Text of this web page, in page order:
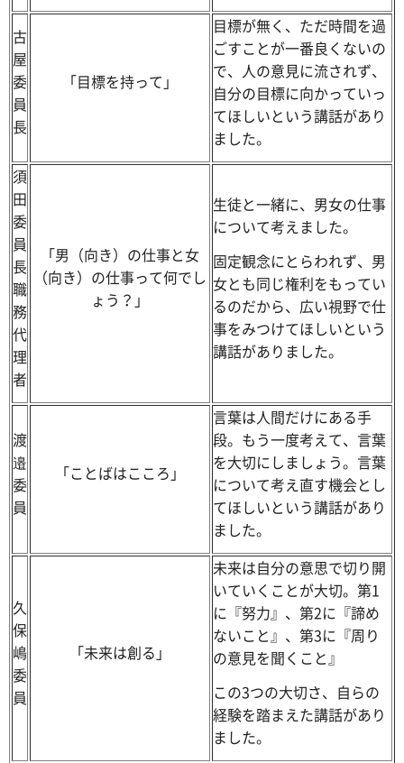
古
屋
委
員
長
「目標を持って」
目標が無く、ただ時間を過
ごすことが一番良くないの
で、人の意見に流されず、
自分の目標に向かっていっ
てほしいという講話があり
ました。
須
田
委
員
長
職
務
代
理
者
「男（向き）の仕事と女
（向き）の仕事って何でし
ょう？」
生徒と一緒に、男女の仕事
について考えました。
固定観念にとらわれず、男
女とも同じ権利をもってい
るのだから、広い視野で仕
事をみつけてほしいという
講話がありました。
渡
邉
委
員
「ことばはこころ」
言葉は人間だけにある手
段。もう一度考えて、言葉
を大切にしましょう。言葉
について考え直す機会とし
てほしいという講話があり
ました。
久
保
嶋
委
員
「未来は創る」
未来は自分の意思で切り開
いていくことが大切。第1
に『努力』、第2に『諦め
ないこと』、第3に『周り
の意見を聞くこと』
この3つの大切さ、自らの
経験を踏まえた講話があり
ました。